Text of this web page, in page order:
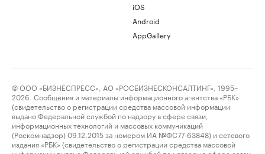
iOS
Android
AppGallery
© ООО «БИЗНЕСПРЕСС», АО «РОСБИЗНЕСКОНСАЛТИНГ», 1995–
2026. Сообщения и материалы информационного агентства «РБК»
(свидетельство о регистрации средства массовой информации
выдано Федеральной службой по надзору в сфере связи,
информационных технологий и массовых коммуникаций
(Роскомнадзор) 09.12.2015 за номером ИА №ФС77-63848) и сетевого
издания «РБК» (свидетельство о регистрации средства массовой